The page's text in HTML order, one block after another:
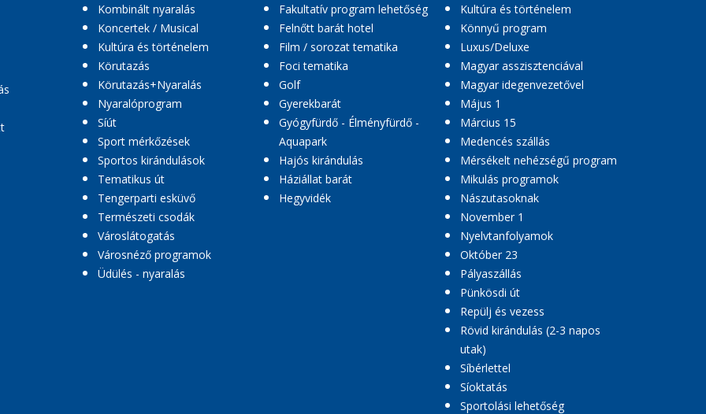
Kombinált nyaralás
Koncertek / Musical
Kultúra és történelem
Körutazás
Körutazás+Nyaralás
Nyaralóprogram
Síút
Sport mérkőzések
Sportos kirándulások
Tematikus út
Tengerparti esküvő
Természeti csodák
Városlátogatás
Városnéző programok
Üdülés - nyaralás
Fakultatív program lehetőség
Felnőtt barát hotel
Film / sorozat tematika
Foci tematika
Golf
Gyerekbarát
Gyógyfürdő - Élményfürdő -
Aquapark
Hajós kirándulás
Háziállat barát
Hegyvidék
Kultúra és történelem
Könnyű program
Luxus/Deluxe
Magyar asszisztenciával
Magyar idegenvezetővel
Május 1
Március 15
Medencés szállás
Mérsékelt nehézségű program
Mikulás programok
Nászutasoknak
November 1
Nyelvtanfolyamok
Október 23
Pályaszállás
Pünkösdi út
Repülj és vezess
Rövid kirándulás (2-3 napos
utak)
Síbérlettel
Síoktatás
Sportolási lehetőség